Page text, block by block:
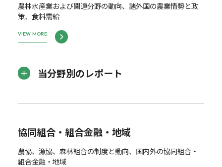
農林水産業および関連分野の動向、諸外国の農業情勢と政
策、食料需給
VIEW MORE
当分野別のレポート
協同組合・組合金融・地域
農協、漁協、森林組合の制度と動向、国内外の協同組合・
組合金融・地域